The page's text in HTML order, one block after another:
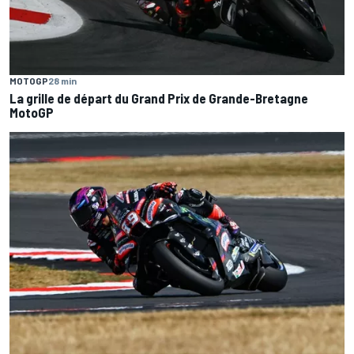
MOTOGP28 min
La grille de départ du Grand Prix de Grande-Bretagne
MotoGP